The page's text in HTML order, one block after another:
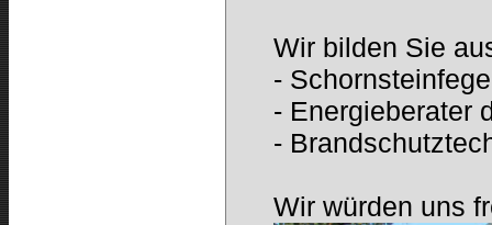
Wir bilden Sie
-
- Energieberater
-
Wir würden uns